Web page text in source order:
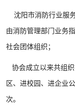
沈阳市消防行业服务
由消防管理部门业务
社会团体组织；
协会成立以来共组
区、进校园、进企业
次。